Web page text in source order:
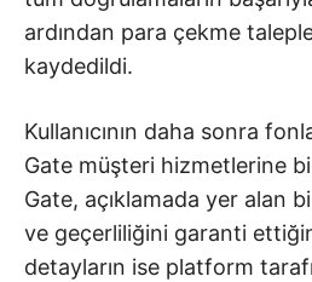
ardından para çekme
kaydedildi.
Kullanıcının daha sonra
Gate müşteri hizmetlerine
Gate, açıklamada yer alan
ve geçerliliğini garanti
detayların ise platform